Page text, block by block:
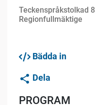
Teckenspråkstolkad
Regionfullmäktige
Bädda in
Dela
PROGRAM